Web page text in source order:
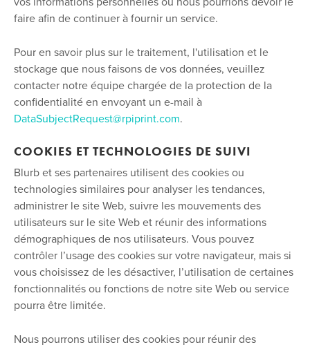
faire afin de continuer à fournir un service.
Pour en savoir plus sur le traitement, l'utilisation et le
stockage que nous faisons de vos données, veuillez
contacter notre équipe chargée de la protection de la
confidentialité en envoyant un e-mail à
DataSubjectRequest@rpiprint.com.
COOKIES ET TECHNOLOGIES DE SUIVI
Blurb et ses partenaires utilisent des cookies ou
technologies similaires pour analyser les tendances,
administrer le site Web, suivre les mouvements des
utilisateurs sur le site Web et réunir des informations
démographiques de nos utilisateurs. Vous pouvez
contrôler l’usage des cookies sur votre navigateur, mais si
vous choisissez de les désactiver, l’utilisation de certaines
fonctionnalités ou fonctions de notre site Web ou service
pourra être limitée.
Nous pourrons utiliser des cookies pour réunir des